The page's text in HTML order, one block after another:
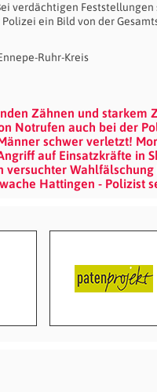
verdächtigen
ein Bild von der
Ruhr-Kreis
Zähnen und starkem
Notrufen auch bei der
schwer verletzt!
auf Einsatzkräfte in
versuchter
Hattingen - Polizist